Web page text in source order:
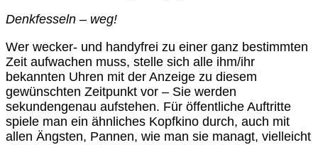
Denkfesseln – weg!
Wer wecker- und handyfrei zu einer ganz bestimmten
Zeit aufwachen muss, stelle sich alle ihm/ihr
bekannten Uhren mit der Anzeige zu diesem
gewünschten Zeitpunkt vor – Sie werden
sekundengenau aufstehen. Für öffentliche Auftritte
spiele man ein ähnliches Kopfkino durch, auch mit
allen Ängsten, Pannen, wie man sie managt, vielleicht